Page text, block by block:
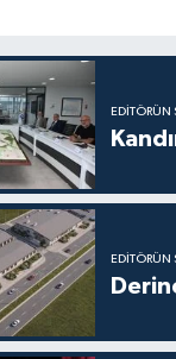
EDITÖRÜN
EDITÖRÜN